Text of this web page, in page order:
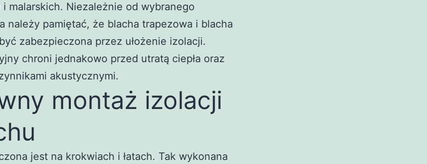
malarskich. Niezależnie od wybranego
należy pamiętać, że blacha trapezowa i blacha
zabezpieczona przez ułożenie izolacji.
chroni jednakowo przed utratą ciepła oraz
akustycznymi.
montaż izolacji
jest na krokwiach i łatach. Tak wykonana